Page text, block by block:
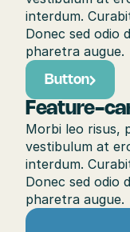
interdum.
Donec sed odio
pharetra augue.
Button
Feature-
Morbi leo risus,
vestibulum at
interdum.
Donec sed odio
pharetra augue.